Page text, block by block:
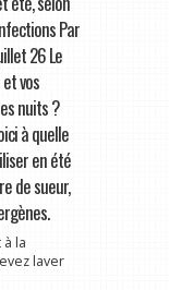
Par
26 Le
vos
nuits ?
à quelle
en été
de sueur,
la
laver